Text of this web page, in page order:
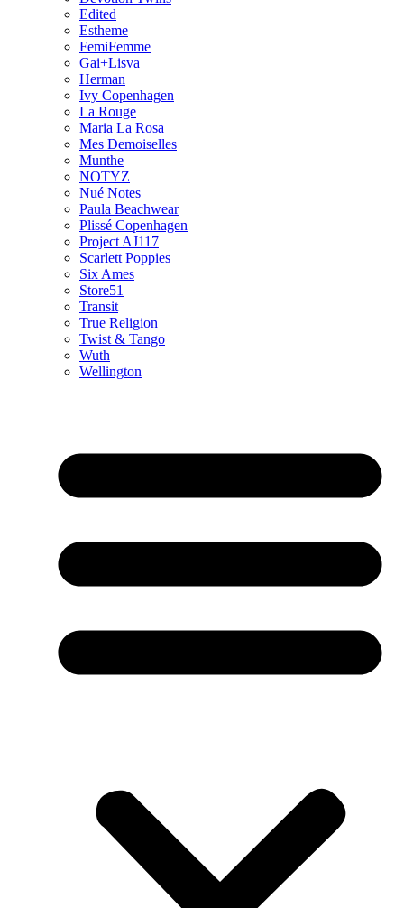
Edited
Estheme
FemiFemme
Gai+Lisva
Herman
Ivy Copenhagen
La Rouge
Maria La Rosa
Mes Demoiselles
Munthe
NOTYZ
Nué Notes
Paula Beachwear
Plissé Copenhagen
Project AJ117
Scarlett Poppies
Six Ames
Store51
Transit
True Religion
Twist & Tango
Wuth
Wellington